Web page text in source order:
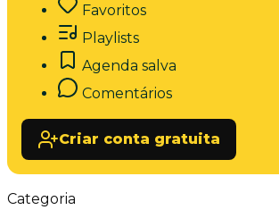
Favoritos
Playlists
Agenda salva
Comentários
Criar conta gratuita
Categoria